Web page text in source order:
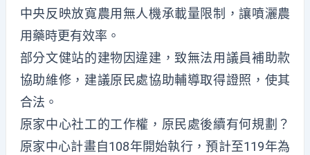
中央反映放寬農用無人機承載量限制，讓噴灑農
用藥時更有效率。
部分文健站的建物因違建，致無法用議員補助款
協助維修，建議原民處協助輔導取得證照，使其
合法。
原家中心社工的工作權，原民處後續有何規劃？
原家中心計畫自108年開始執行，預計至119年為